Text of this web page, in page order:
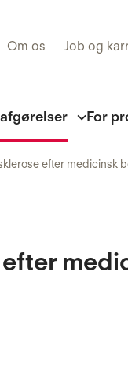
Om os Job og
For
efter medicinsk